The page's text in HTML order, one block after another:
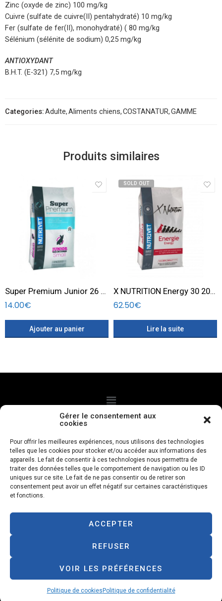
Gérer le consentement aux
cookies
Pour offrir les meilleures expériences, nous utilisons des technologies
telles que les cookies pour stocker et/ou accéder aux informations des
appareils. Le fait de consentir à ces technologies nous permettra de
traiter des données telles que le comportement de navigation ou les ID
uniques sur ce site. Le fait de ne pas consentir ou de retirer son
consentement peut avoir un effet négatif sur certaines caractéristiques
et fonctions.
ACCEPTER
REFUSER
VOIR LES PRÉFÉRENCES
Politique de cookies Politique de confidentialité
Zinc (oxyde de zinc) 100 mg/kg
Cuivre (sulfate de cuivre(II) pentahydraté) 10 mg/kg
Fer (sulfate de fer(II), monohydraté) ( 80 mg/kg
Sélénium (sélénite de sodium) 0,25 mg/kg
ANTIOXYDANT
B.H.T. (E-321) 7,5 mg/kg
Categories:Adulte,Aliments chiens,COSTANATUR,GAMME
Produits similaires
Super Premium Junior 26 16 Small dog 1,5 KG
14.00€
Ajouter au panier
SOLD OUT
X NUTRITION Energy 30 20 – 20 KG
62.50€
Lire la suite
Politique de cookies
Livraison à domicile
Designed with love bypetfood.re